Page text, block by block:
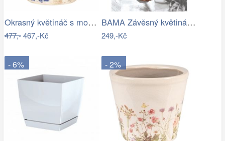
Okrasný květináč s modrými květy - Ø 18…
477,-467,-Kč
BAMA Závěsný květináč GONDOLA TR, 28cm
249,-Kč
- 6% - 2%